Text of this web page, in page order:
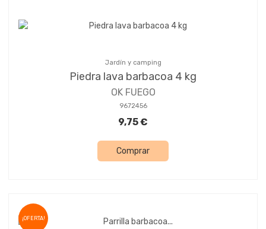
Jardín y camping
Piedra lava barbacoa 4 kg
OK FUEGO
9672456
9,75 €
Comprar
¡OFERTA!